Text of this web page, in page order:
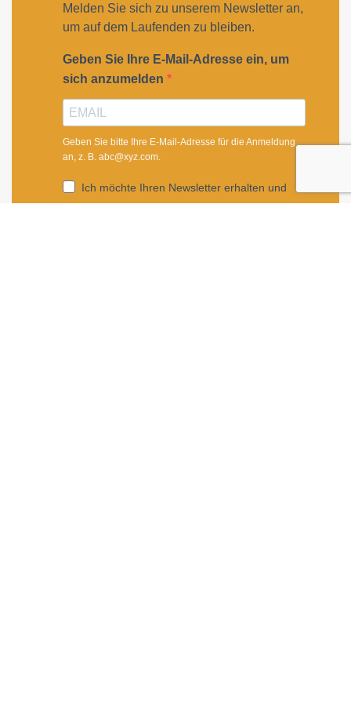
Melden Sie sich zu unserem Newsletter an,
um auf dem Laufenden zu bleiben.
Geben Sie Ihre E-Mail-Adresse ein, um
sich anzumelden
Geben Sie bitte Ihre E-Mail-Adresse für die Anmeldung
an, z. B. abc@xyz.com.
Ich möchte Ihren Newsletter erhalten und
akzeptiere die Datenschutzerklärung.